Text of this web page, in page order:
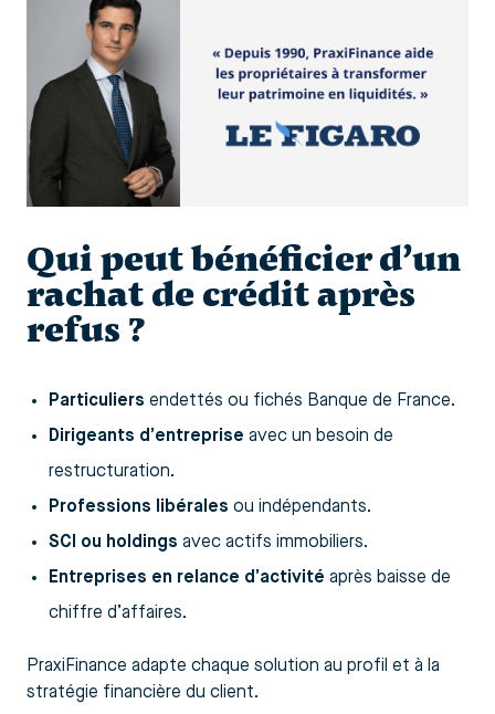
Qui peut bénéficier d’un
rachat de crédit après
refus ?
Particuliers endettés ou fichés Banque de France.
Dirigeants d’entreprise avec un besoin de
restructuration.
Professions libérales ou indépendants.
SCI ou holdings avec actifs immobiliers.
Entreprises en relance d’activité après baisse de
chiffre d’affaires.
PraxiFinance adapte chaque solution au profil et à la
stratégie financière du client.